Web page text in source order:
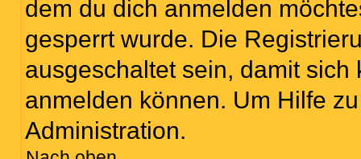
dem du dich anmelden
gesperrt wurde. Die
ausgeschaltet sein, damit
anmelden können. Um Hilfe
Administration.